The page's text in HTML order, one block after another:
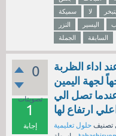
سميكة
لا يتبخر
النزر
اليسير
الجملة
السابقة
0
تصويتات
1
إجابة
اداء الظربة
لجهة اليمين
تصل الي
اعلي ارتفاع لها
تصنيف حلول تعليمية